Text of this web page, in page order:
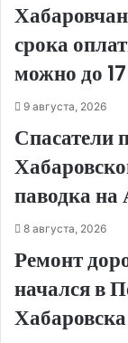
срока
можно до 17
9 августа, 2026
Спасатели
паводка
8 августа, 2026
Ремонт
начался в
Хабаровска